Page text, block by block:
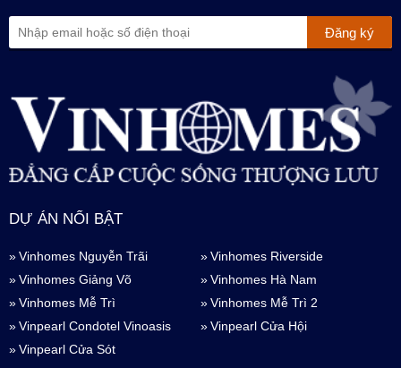
DỰ ÁN NỔI BẬT
Vinhomes Nguyễn Trãi
Vinhomes Riverside
Vinhomes Giảng Võ
Vinhomes Hà Nam
Vinhomes Mễ Trì
Vinhomes Mễ Trì 2
Vinpearl Condotel Vinoasis
Vinpearl Cửa Hội
Vinpearl Cửa Sót